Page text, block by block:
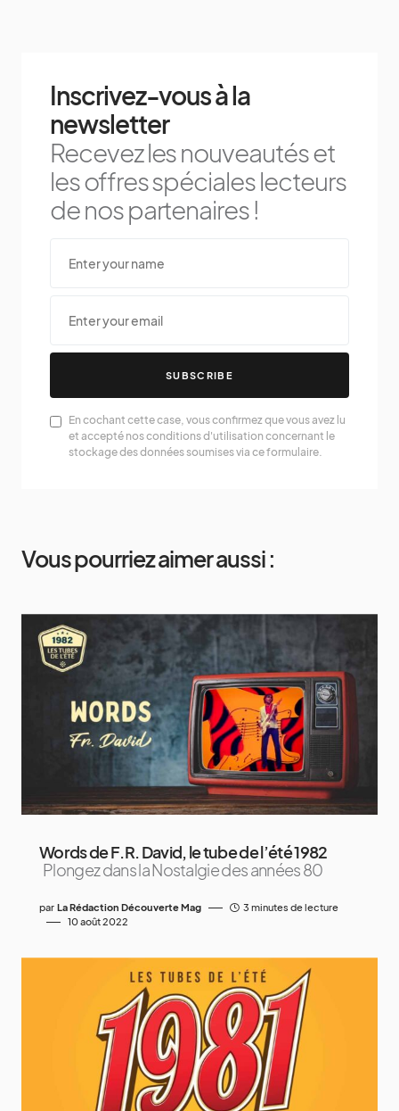
Inscrivez-vous à la
newsletter
Recevez les nouveautés et
les offres spéciales lecteurs
de nos partenaires !
SUBSCRIBE
En cochant cette case, vous confirmez que vous avez lu
et accepté nos conditions d'utilisation concernant le
stockage des données soumises via ce formulaire.
Vous pourriez aimer aussi :
Words de F.R. David, le tube de l’été 1982
Plongez dans la Nostalgie des années 80
par La Rédaction Découverte Mag
3 minutes de lecture
10 août 2022